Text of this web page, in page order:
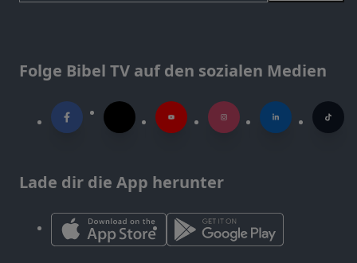
Folge Bibel TV auf den sozialen Medien
Lade dir die App herunter